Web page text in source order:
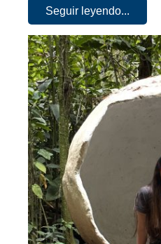
Seguir leyendo...